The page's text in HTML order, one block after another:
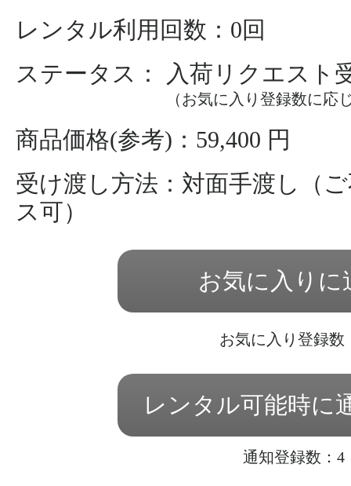
レンタル利用回数：0回
ステータス： 入荷リクエスト
（お気に入り登録数に応
商品価格(参考)：59,400 円
受け渡し方法：対面手渡し（
ス可）
お気に入りに
お気に入り登録数
レンタル可能時に
通知登録数：4